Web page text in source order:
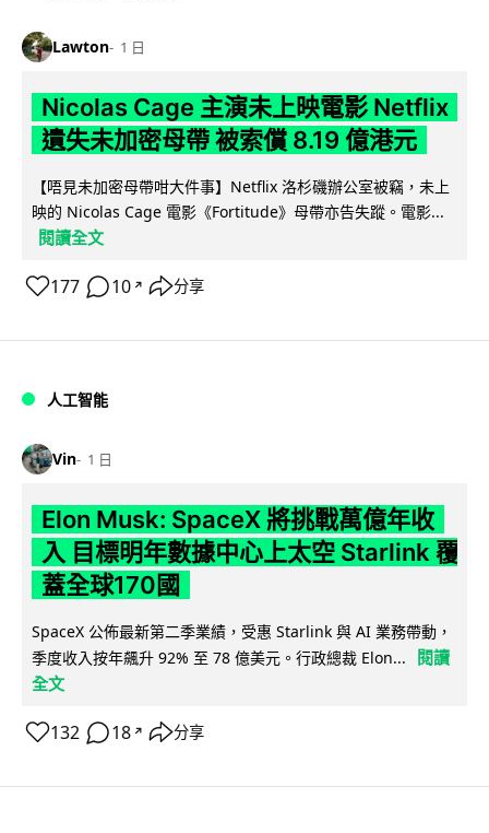
Lawton 1 日
Nicolas Cage 主演未上映電影 Netflix
遺失未加密母帶 被索償 8.19 億港元
【唔見未加密母帶咁大件事】Netflix 洛杉磯辦公室被竊，未上
映的 Nicolas Cage 電影《Fortitude》母帶亦告失蹤。電影...
閱讀全文
177 10 ↗ 分享
人工智能
Vin 1 日
Elon Musk: SpaceX 將挑戰萬億年收
入 目標明年數據中心上太空 Starlink 覆
蓋全球170國
SpaceX 公佈最新第二季業績，受惠 Starlink 與 AI 業務帶動，
季度收入按年飆升 92% 至 78 億美元。行政總裁 Elon...
閱讀
全文
132 18 ↗ 分享